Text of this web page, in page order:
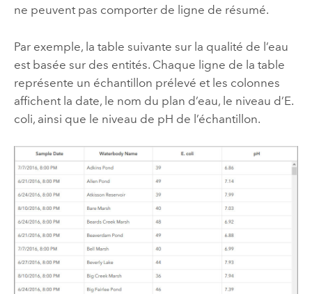
ne peuvent pas comporter de ligne de résumé.
Par exemple, la table suivante sur la qualité de l’eau
est basée sur des entités. Chaque ligne de la table
représente un échantillon prélevé et les colonnes
affichent la date, le nom du plan d’eau, le niveau d’E.
coli, ainsi que le niveau de pH de l’échantillon.